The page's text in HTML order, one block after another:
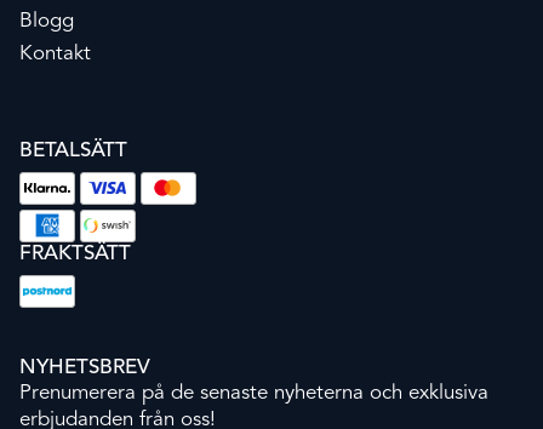
Blogg
Kontakt
BETALSÄTT
FRAKTSÄTT
NYHETSBREV
Prenumerera på de senaste nyheterna och exklusiva
erbjudanden från oss!